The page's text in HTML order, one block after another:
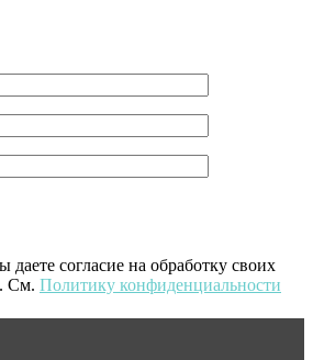
согласие на обработку своих
См. Политику конфиденциальности